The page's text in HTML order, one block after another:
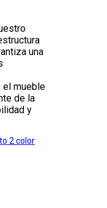
una
el mueble
de la
y